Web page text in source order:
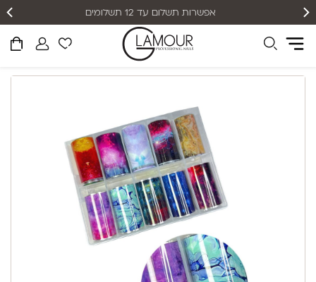
אפשרות תשלום עד 12 תשלומים